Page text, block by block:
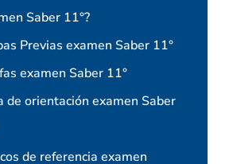
Saber 11°?
Previas examen Saber 11°
examen Saber 11°
de orientación examen Saber
de referencia examen